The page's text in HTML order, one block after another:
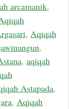
arcamanik,
, Aqiqah
,
, aqiqah
Astapada,
, Aqiqah